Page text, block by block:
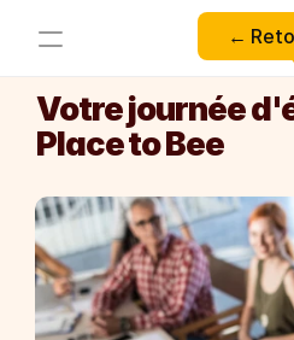
Nos Espaces
Nos Activités
La Ruche
L'Alcove
03 21 34 78 44
←
Votre journée
Place to Bee